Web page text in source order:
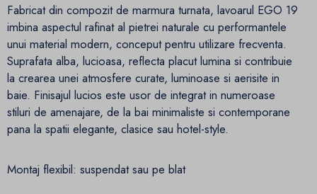
Fabricat din compozit de marmura turnata, lavoarul EGO 19
imbina aspectul rafinat al pietrei naturale cu performantele
unui material modern, conceput pentru utilizare frecventa.
Suprafata alba, lucioasa, reflecta placut lumina si contribuie
la crearea unei atmosfere curate, luminoase si aerisite in
baie. Finisajul lucios este usor de integrat in numeroase
stiluri de amenajare, de la bai minimaliste si contemporane
pana la spatii elegante, clasice sau hotel-style.
Montaj flexibil: suspendat sau pe blat